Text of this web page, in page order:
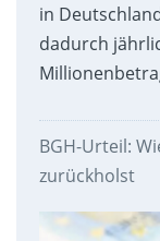
in
dadurch
BGH-Urteil:
zurückholst